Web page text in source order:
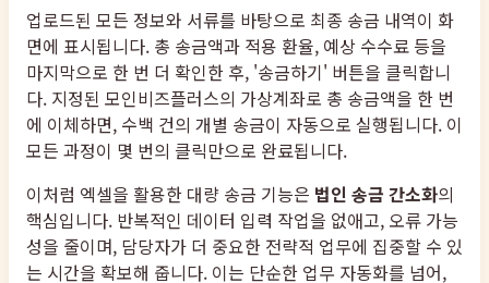
업로드된 모든 정보와 서류를 바탕으로 최종 송금 내역이 화
면에 표시됩니다. 총 송금액과 적용 환율, 예상 수수료 등을
마지막으로 한 번 더 확인한 후, '송금하기' 버튼을 클릭합니
다. 지정된 모인비즈플러스의 가상계좌로 총 송금액을 한 번
에 이체하면, 수백 건의 개별 송금이 자동으로 실행됩니다. 이
모든 과정이 몇 번의 클릭만으로 완료됩니다.
이처럼 엑셀을 활용한 대량 송금 기능은 법인 송금 간소화의
핵심입니다. 반복적인 데이터 입력 작업을 없애고, 오류 가능
성을 줄이며, 담당자가 더 중요한 전략적 업무에 집중할 수 있
는 시간을 확보해 줍니다. 이는 단순한 업무 자동화를 넘어,